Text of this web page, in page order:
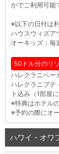
かでご利用可能
※以下の日付は
ハウスウィズ
オーキッズ：
50ドル分のリ
ハレクラニベー
ハレクラニブテ
ト込み（1部屋
※特典はホテル
※予約の際にオ
ハワイ・オワ